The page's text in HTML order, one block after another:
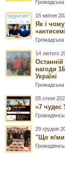
15 квітня
Як і
14 лютого
нагоди
Україні
05 січня
«7 чудес
29 грудня
"Що я/ми